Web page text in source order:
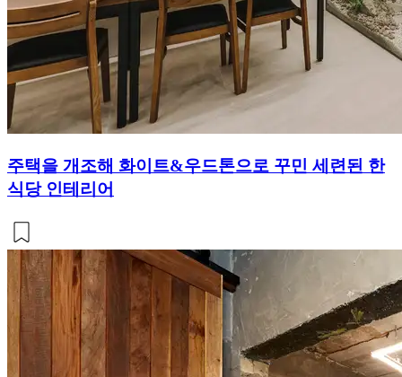
주택을 개조해 화이트&우드톤으로 꾸민 세련된 한
식당 인테리어